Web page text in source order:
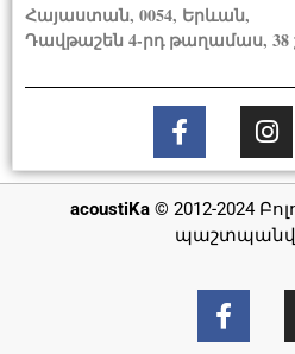
Հայաստան, 0054, Երևան,
Դավթաշեն 4-րդ թաղամաս, 38
acoustiKa © 2012-2024